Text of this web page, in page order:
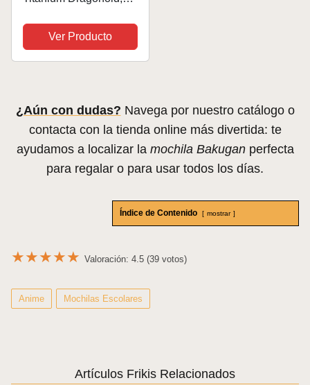
Gigante Coleccionable
y Personalizable y
Cartas de Intercambio,
y...
Ver Producto
¿Aún con dudas? Navega por nuestro catálogo o
contacta con la tienda online más divertida: te
ayudamos a localizar la mochila Bakuganperfecta
para regalar o para usar todos los días.
Índice de Contenido mostrar
★★★★★ Valoración: 4.5 (39 votos)
Anime Mochilas Escolares
Artículos Frikis Relacionados